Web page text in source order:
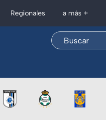
Regionales a más +